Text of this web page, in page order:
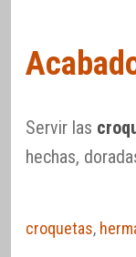
Servir las
hechas,
croquetas,